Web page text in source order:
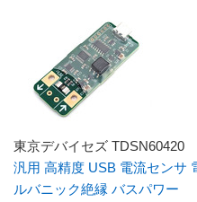
東京デバイセズ TDSN60420
汎用 高精度 USB 電流センサ
ルバニック絶縁 バスパワー